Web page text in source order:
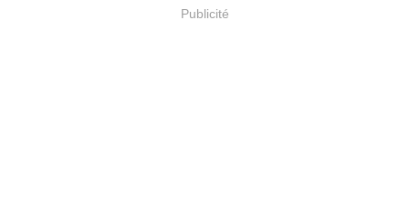
Publicité